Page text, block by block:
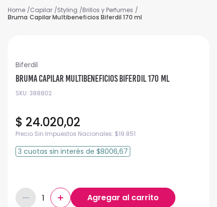
Capilar Styling
Brillos y Perfumes
Bruma Capilar Multibeneficios Biferdil 170 ml
Biferdil
Bruma Capilar Multibeneficios Biferdil 170 ml
SKU: 388802
$ 24.020,02
Precio Sin Impuestos Nacionales: $19.851
3 cuotas sin interés de $8006,67